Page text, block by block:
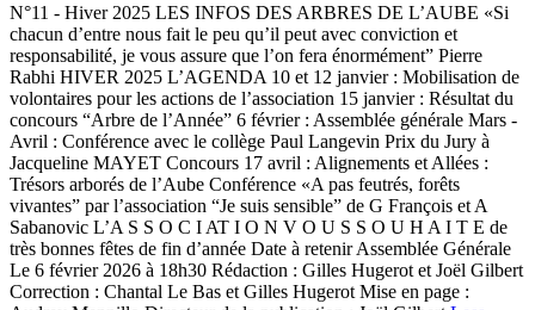
N°11 - Hiver 2025 LES INFOS DES ARBRES DE L’AUBE «Si
chacun d’entre nous fait le peu qu’il peut avec conviction et
responsabilité, je vous assure que l’on fera énormément” Pierre
Rabhi HIVER 2025 L’AGENDA 10 et 12 janvier : Mobilisation de
volontaires pour les actions de l’association 15 janvier : Résultat du
concours “Arbre de l’Année” 6 février : Assemblée générale Mars -
Avril : Conférence avec le collège Paul Langevin Prix du Jury à
Jacqueline MAYET Concours 17 avril : Alignements et Allées :
Trésors arborés de l’Aube Conférence «A pas feutrés, forêts
vivantes” par l’association “Je suis sensible” de G François et A
Sabanovic L’A S S O C I AT I O N V O U S S O U H A I T E de
très bonnes ‌fêtes de fin d’année Date à retenir Assemblée Générale
Le 6 février 2026 à 18h30 Rédaction : Gilles Hugerot et Joël Gilbert
Correction : Chantal Le Bas et Gilles Hugerot Mise en page :